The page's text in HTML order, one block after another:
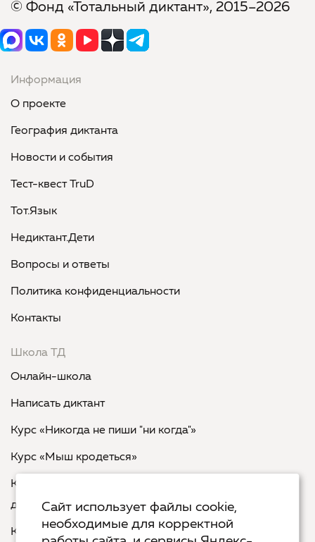
© Фонд «Тотальный диктант», 2015–2026
Информация
О проекте
География диктанта
Новости и события
Тест-квест TruD
Тот.Язык
Недиктант.Дети
Вопросы и ответы
Политика конфиденциальности
Контакты
Школа ТД
Онлайн-школа
Написать диктант
Курс «Никогда не пиши "ни когда"»
Курс «Мыш кродеться»
Курс «Русская пунктуация: болевые точки... и
двоеточия»
Курс «Я пишу - мне отвечают»
Сайт использует файлы cookie,
необходимые для корректной